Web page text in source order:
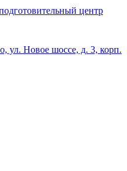
центр
ул. Новое шоссе, д. 3, корп.